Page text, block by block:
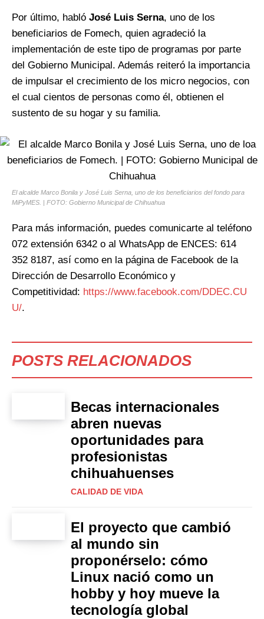
Por último, habló José Luis Serna, uno de los
beneficiarios de Fomech, quien agradeció la
implementación de este tipo de programas por parte
del Gobierno Municipal. Además reiteró la importancia
de impulsar el crecimiento de los micro negocios, con
el cual cientos de personas como él, obtienen el
sustento de su hogar y su familia.
El alcalde Marco Bonila y José Luis Serna, uno de los beneficiarios del fondo para
MiPyMES. | FOTO: Gobierno Municipal de Chihuahua
Para más información, puedes comunicarte al teléfono
072 extensión 6342 o al WhatsApp de ENCES: 614
352 8187, así como en la página de Facebook de la
Dirección de Desarrollo Económico y
Competitividad: https://www.facebook.com/DDEC.CU
U/.
POSTS RELACIONADOS
Becas internacionales
abren nuevas
oportunidades para
profesionistas
chihuahuenses
CALIDAD DE VIDA
El proyecto que cambió
al mundo sin
proponérselo: cómo
Linux nació como un
hobby y hoy mueve la
tecnología global